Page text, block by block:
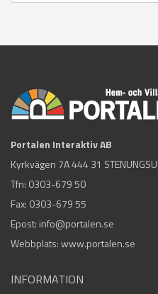
Portalen Interaktiv AB
Kyrkvägen 7A 444 31
Tfn: 0303-679 50
Fax: 0303-679 55
Epost: info@portalen.se
Webbplats: www.portalen.se
INFORMATION